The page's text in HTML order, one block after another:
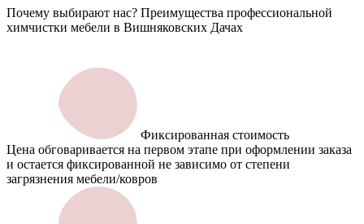
Почему выбирают нас? Преимущества профессиональной
химчистки мебели в Вишняковских Дачах
Фиксированная стоимость
Цена обговаривается на первом этапе при оформлении заказа
и остается фиксированной не зависимо от степени
загрязнения мебели/ковров